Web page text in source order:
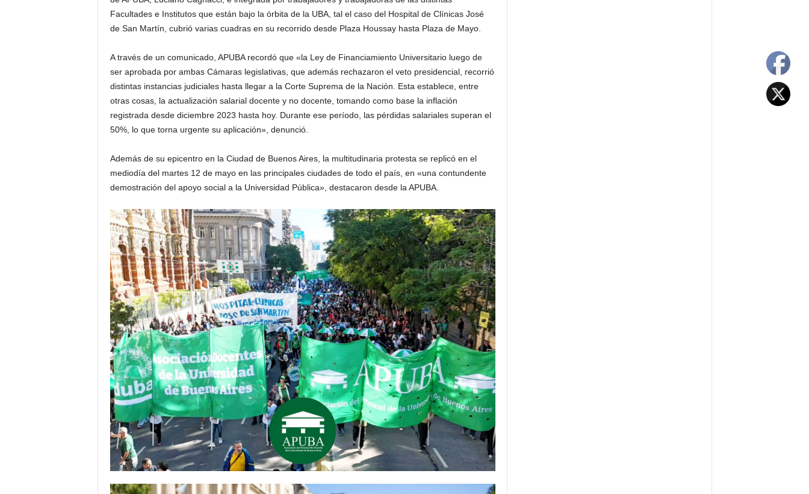
Facultades e Institutos que están bajo la órbita de la UBA, tal el caso del Hospital de Clínicas José
de San Martín, cubrió varias cuadras en su recorrido desde Plaza Houssay hasta Plaza de Mayo.
A través de un comunicado, APUBA recordó que «la Ley de Financiamiento Universitario luego de
ser aprobada por ambas Cámaras legislativas, que además rechazaron el veto presidencial, recorrió
distintas instancias judiciales hasta llegar a la Corte Suprema de la Nación. Esta establece, entre
otras cosas, la actualización salarial docente y no docente, tomando como base la inflación
registrada desde diciembre 2023 hasta hoy. Durante ese período, las pérdidas salariales superan el
50%, lo que torna urgente su aplicación», denunció.
Además de su epicentro en la Ciudad de Buenos Aires, la multitudinaria protesta se replicó en el
mediodía del martes 12 de mayo en las principales ciudades de todo el país, en «una contundente
demostración del apoyo social a la Universidad Pública», destacaron desde la APUBA.